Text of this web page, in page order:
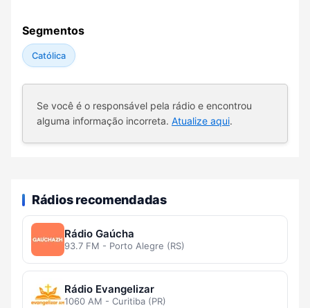
Segmentos
Católica
Se você é o responsável pela rádio e encontrou
alguma informação incorreta. Atualize aqui.
Rádios recomendadas
Rádio Gaúcha
93.7 FM - Porto Alegre (RS)
Rádio Evangelizar
1060 AM - Curitiba (PR)